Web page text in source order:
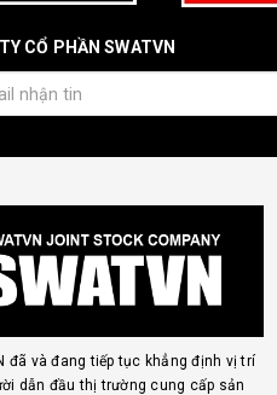
CỔ PHẦN SWATVN
đã và đang tiếp tục khẳng định vị trí
dẫn đầu thị trường cung cấp sản